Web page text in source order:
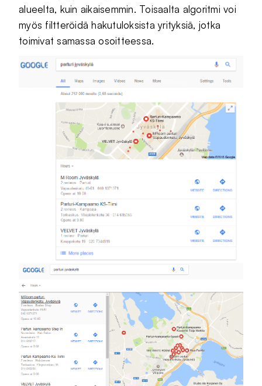
alueelta, kuin aikaisemmin. Toisaalta algoritmi voi
myös filtteröidä hakutuloksista yrityksiä, jotka
toimivat samassa osoitteessa.